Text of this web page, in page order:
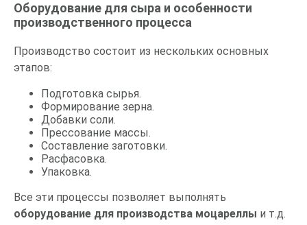
Оборудование для сыра и особенности
производственного процесса
Производство состоит из нескольких основных
этапов:
Подготовка сырья.
Формирование зерна.
Добавки соли.
Прессование массы.
Составление заготовки.
Расфасовка.
Упаковка.
Все эти процессы позволяет выполнять
оборудование для производства моцареллы и т.д.